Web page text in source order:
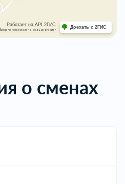
Работает на API 2ГИС
соглашение
Доехать с 2ГИС
о сменах